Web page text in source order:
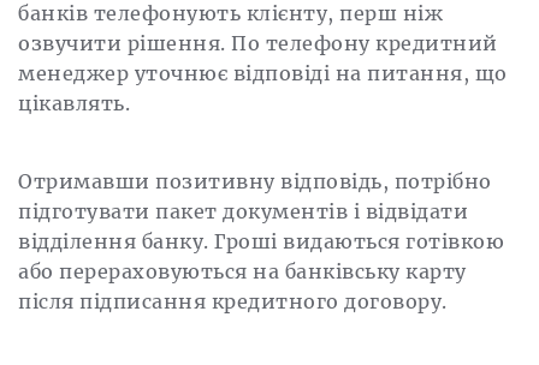
банків телефонують клієнту, перш ніж
озвучити рішення. По телефону кредитний
менеджер уточнює відповіді на питання, що
цікавлять.
Отримавши позитивну відповідь, потрібно
підготувати пакет документів і відвідати
відділення банку. Гроші видаються готівкою
або перераховуються на банківську карту
після підписання кредитного договору.